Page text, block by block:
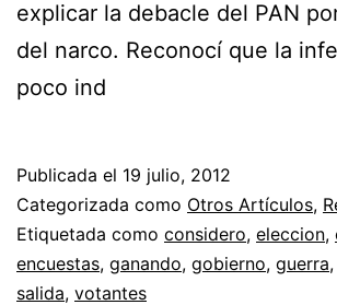
explicar la debacle del PAN
del narco. Reconocí que la
poco ind
Publicada el 19 julio, 2012
Categorizada como Otros Artículos,
Etiquetada como considero, eleccion,
encuestas, ganando, gobierno, guerra,
salida, votantes